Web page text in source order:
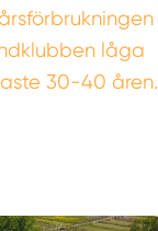
låga
30-40 åren.